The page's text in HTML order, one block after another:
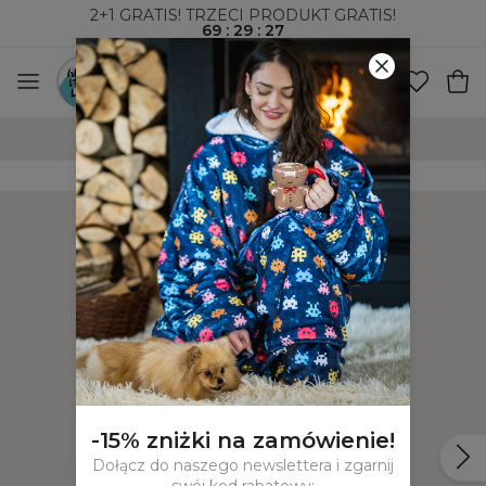
2+1 GRATIS! TRZECI PRODUKT GRATIS!
69 : 29 : 26
WYSYŁKA ZA POBRANIEM I DO PACZKOMATÓW
-15% zniżki na zamówienie!
Dołącz do naszego newslettera i zgarnij